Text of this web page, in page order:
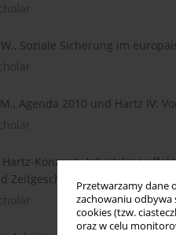
Przetwarzamy dane
zachowaniu odbywa
cookies (tzw.
oraz w celu
Soziale Sicherung im
Agenda 2010 und Hartz IV:
Hartz-Konzept: Arbeitslose
Zeitgeschichte” nr 6–7/2003.